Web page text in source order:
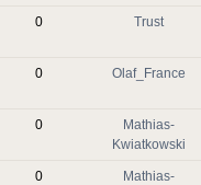
0 Trust
0 Olaf_France
0
Mathias-
Kwiatkowski
0
Mathias-